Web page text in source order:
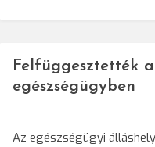
Felfüggesztették
egészségügyben
Az egészségügyi